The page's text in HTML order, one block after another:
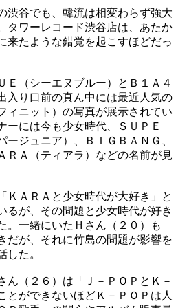
渋谷でも、韓流は相変わらず強大
タワーレコード渋谷店は、あたか
来たような錯覚を起こすほどだっ
Ｅ（シーエヌブルー）とＢ１Ａ４
入り口前の真ん中には最近人気の
ィニット）の写真が展示されてい
ーには今も少女時代、ＳＵＰＥ
ジュニア）、ＢＩＧＢＡＮＧ、
ＲＡ（ティアラ）などの名前が見
ＫＡＲＡと少女時代が大好き」と
るが、その問題と少女時代が好き
。一緒にいたＨさん（２０）も
だが、それに竹島の問題が影響を
した。
ん（２６）は「Ｊ－ＰＯＰとＫ－
とができないほどＫ－ＰＯＰは人